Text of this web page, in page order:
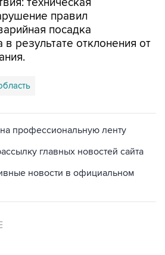
техническая
правил
посадка
результате отклонения от
профессиональную ленту
главных новостей сайта
новости в официальном